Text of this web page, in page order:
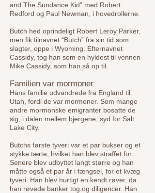
and The Sundance Kid” med Robert
Redford og Paul Newman, i hovedrollerne.
Butch hed oprindeligt Robert Leroy Parker,
men fik tilnavnet “Butch” fra sin tid som
slagter, oppe i Wyoming. Efternavnet
Cassidy, tog han som en hyldest til vennen
Mike Cassidy, som han så op til.
Familien var mormoner
Hans familie udvandrede fra England til
Utah, fordi de var mormoner. Som mange
andre mormonske emigranter bosatte de
sig, i dalen mellem bjergene, syd for Salt
Lake City.
Butchs første tyveri var et par bukser og et
stykke tærte, hvilket han blev straffet for.
Senere blev udbyttet langt større og han
måtte også et par år i fængsel, for et kvæg
tyveri. Han blev hurtigt en kendt røver, da
han røvede banker tog og diligencer. Han